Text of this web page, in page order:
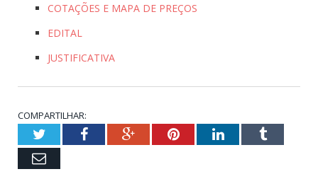
COTAÇÕES E MAPA DE PREÇOS
EDITAL
JUSTIFICATIVA
COMPARTILHAR:
TwitterFacebookGoogle+PinterestLinkedInTumblr
Email